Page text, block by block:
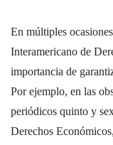
En múltiples
Interamericano de
importancia de
Por ejemplo, en las
periódicos quinto y
Derechos